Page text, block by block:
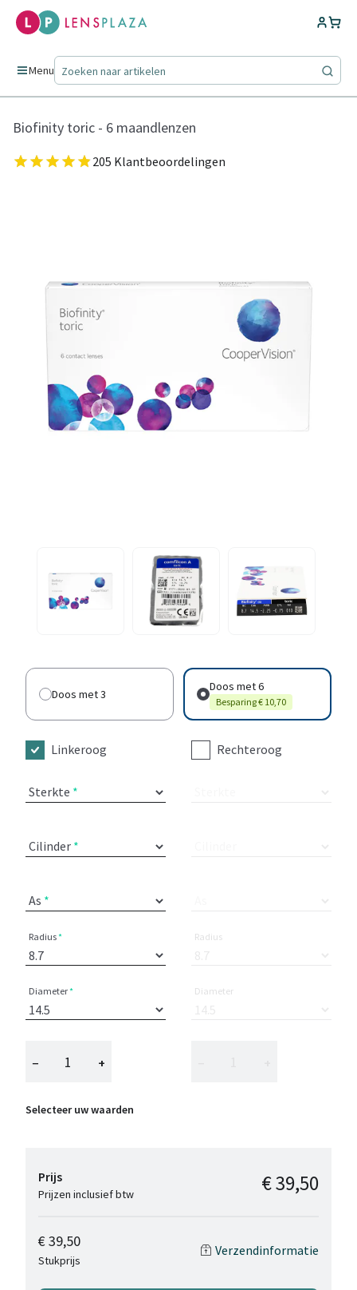
Menu
Biofinity toric - 6 maandlenzen
205 Klantbeoordelingen
Doos met 3
Doos met 6
Besparing € 10,70
Linkeroog
Sterkte
Cilinder
As
Radius
Diameter
− +
Selecteer uw waarden
Rechteroog
Radius
Diameter
Prijs
Prijzen inclusief btw € 39,50
€ 39,50
Stukprijs
Verzendinformatie